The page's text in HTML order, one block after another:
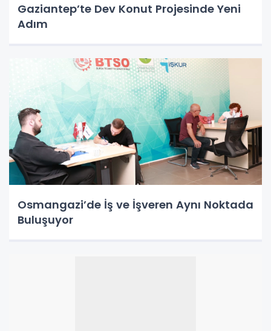
Gaziantep’te Dev Konut Projesinde Yeni
Adım
Osmangazi’de İş ve İşveren Aynı Noktada
Buluşuyor